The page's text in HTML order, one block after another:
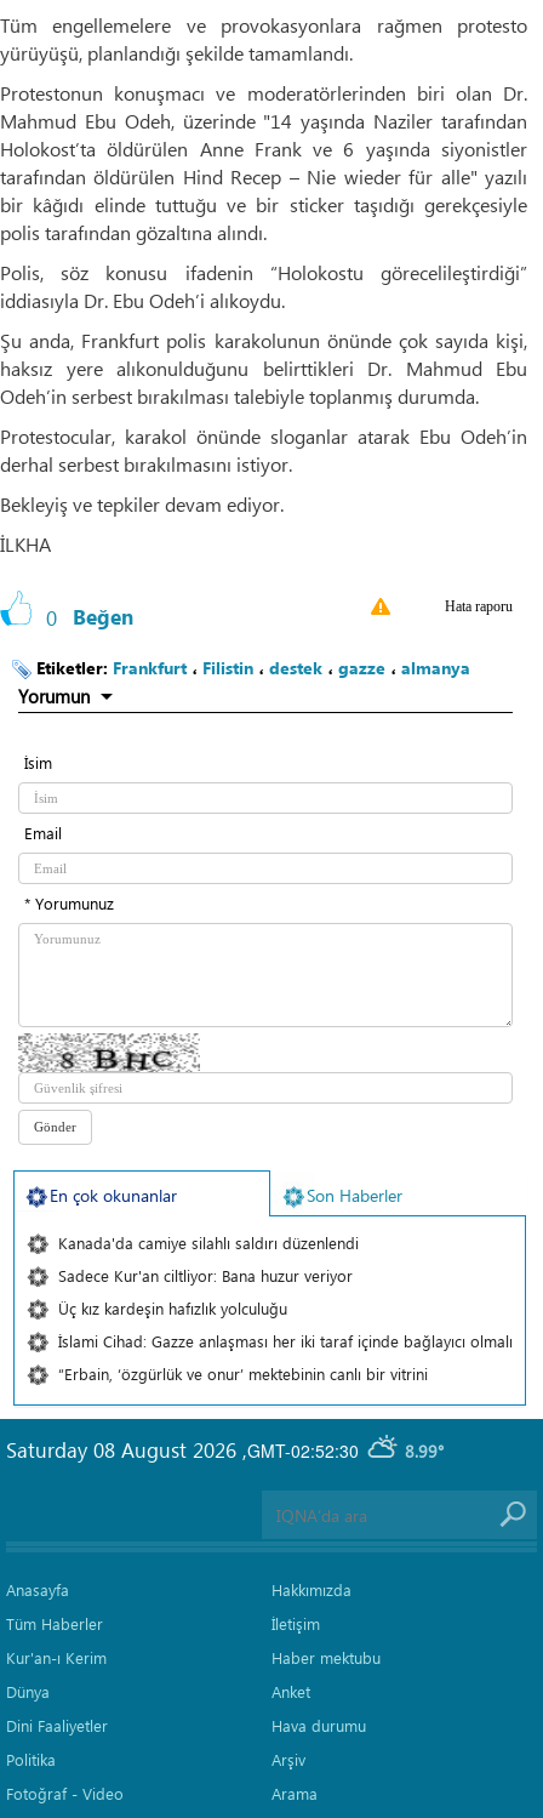
Tüm engellemelere ve provokasyonlara rağmen protesto
yürüyüşü, planlandığı şekilde tamamlandı.
Protestonun konuşmacı ve moderatörlerinden biri olan Dr.
Mahmud Ebu Odeh, üzerinde "14 yaşında Naziler tarafından
Holokost’ta öldürülen Anne Frank ve 6 yaşında siyonistler
tarafından öldürülen Hind Recep – Nie wieder für alle" yazılı
bir kâğıdı elinde tuttuğu ve bir sticker taşıdığı gerekçesiyle
polis tarafından gözaltına alındı.
Polis, söz konusu ifadenin “Holokostu görecelileştirdiği”
iddiasıyla Dr. Ebu Odeh’i alıkoydu.
Şu anda, Frankfurt polis karakolunun önünde çok sayıda kişi,
haksız yere alıkonulduğunu belirttikleri Dr. Mahmud Ebu
Odeh’in serbest bırakılması talebiyle toplanmış durumda.
Protestocular, karakol önünde sloganlar atarak Ebu Odeh’in
derhal serbest bırakılmasını istiyor.
Bekleyiş ve tepkiler devam ediyor.
İLKHA
0 Beğen Hata raporu
Etiketler: Frankfurt، Filistin ، destek ، gazze ، almanya
Yorumun
İsim
Email
* Yorumunuz
En çok okunanlar Son Haberler
Kanada'da camiye silahlı saldırı düzenlendi
Sadece Kur'an ciltliyor: Bana huzur veriyor
Üç kız kardeşin hafızlık yolculuğu
İslami Cihad: Gazze anlaşması her iki taraf içinde bağlayıcı olmalı
“Erbain, ‘özgürlük ve onur’ mektebinin canlı bir vitrini
GMT-02:52:30 8.99°
Saturday 08 August 2026 ,
Anasayfa
Tüm Haberler
Kur'an-ı Kerim
Dünya
Dini Faaliyetler
Politika
Fotoğraf - Video
Hakkımızda
İletişim
Haber mektubu
Anket
Hava durumu
Arşiv
Arama